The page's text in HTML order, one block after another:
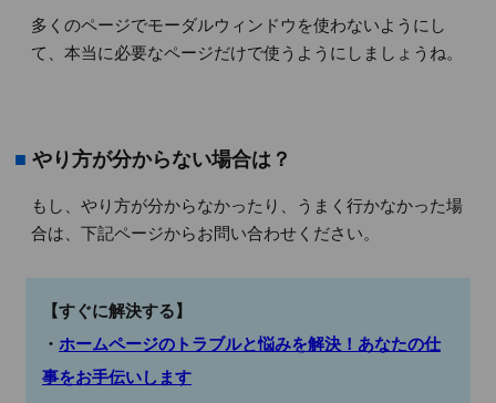
多くのページでモーダルウィンドウを使わないようにし
て、本当に必要なページだけで使うようにしましょうね。
■ やり方が分からない場合は？
もし、やり方が分からなかったり、うまく行かなかった場
合は、下記ページからお問い合わせください。
【すぐに解決する】
・ ホームページのトラブルと悩みを解決！あなたの仕
事をお手伝いします